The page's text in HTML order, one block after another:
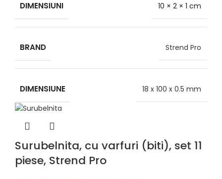
DIMENSIUNI 10 × 2 × 1 cm
BRAND Strend Pro
DIMENSIUNE 18 x 100 x 0.5 mm
Surubelnita, cu varfuri (biti), set 11
piese, Strend Pro